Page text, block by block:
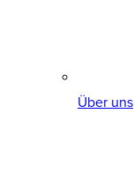
Über uns